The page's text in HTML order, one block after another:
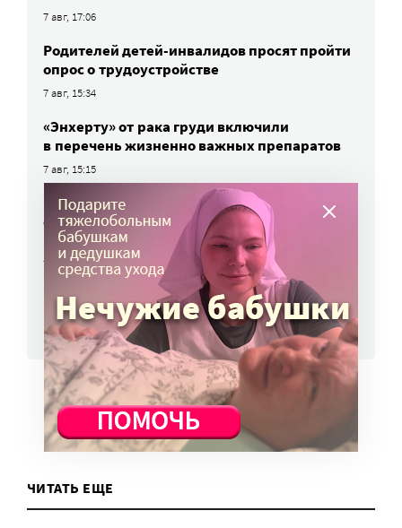
7 авг, 17:06
Родителей детей-инвалидов просят пройти
опрос о трудоустройстве
7 авг, 15:34
«Энхерту» от рака груди включили
в перечень жизненно важных препаратов
7 авг, 15:15
НКО часто рискуют нарушить закон
о персональных данных. Как этого
избежать?
7 авг, 13:13
ВСЕ НОВОСТИ
ЧИТАТЬ ЕЩЕ